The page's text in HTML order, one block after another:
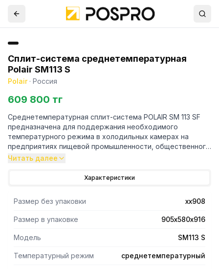
Сплит-система среднетемпературная
Polair SM113 S
Polair· Россия
609 800 тг
Среднетемпературная сплит-система POLAIR SM 113 SF
предназначена для поддержания необходимого
температурного режима в холодильных камерах на
предприятиях пищевой промышленности, общественного
питания и торговли.
- Оборудование состоит из компрессорно-
покрытием, обеспечивающим надежную защиту от
коррозии и механических воздействий.
- Герметичные поршневые компрессоры ведущих
европейских производителей.
капиллярная трубка.
Читать далее
Характеристики
Размер без упаковки хх908
Размер в упаковке 905х580х916
Модель SM113 S
Температурный режим среднетемпературный